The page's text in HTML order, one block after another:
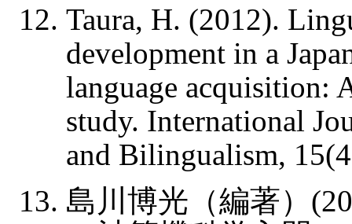
Taura, H. (2012).
development in a
language acquisition:
study. International
and Bilingualism,
島川博光（編著）